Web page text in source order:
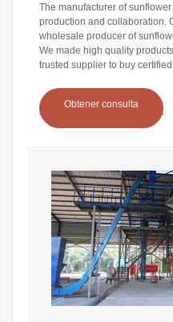
The manufacturer of
production and collaboration.
wholesale producer of
We made high quality
trusted supplier to buy
Obtener consulta